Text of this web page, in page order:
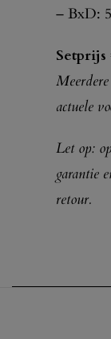
– BxD:
Setprijs
actuele
Let op:
garantie
retour.